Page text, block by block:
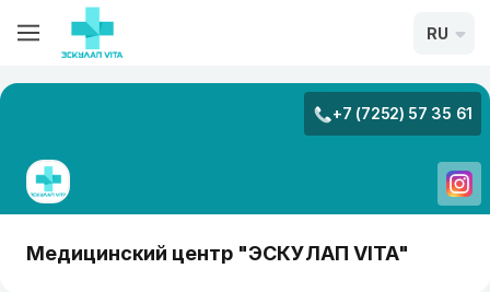
RU
+7 (7252) 57 35 61
Медицинский центр "ЭСКУЛАП VITA"